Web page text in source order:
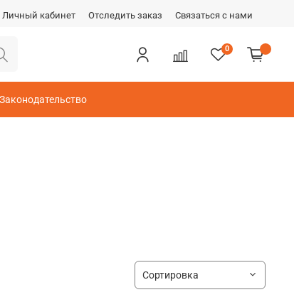
Личный кабинет Отследить заказ Связаться с нами
0
Законодательство